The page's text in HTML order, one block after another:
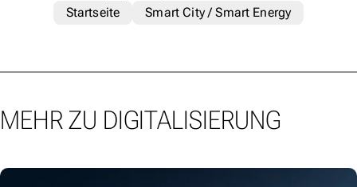
Startseite
Smart City / Smart Energy
MEHR ZU DIGITALISIERUNG